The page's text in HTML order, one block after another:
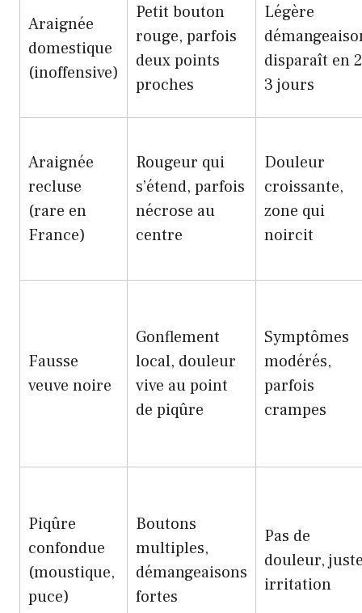
Araignée
domestique
(inoffensive)
Petit bouton
rouge, parfois
deux points
proches
Légère
disparaît en
3 jours
Araignée
recluse
(rare en
France)
Rougeur qui
s’étend, parfois
nécrose au
centre
Douleur
croissante,
zone qui
noircit
Fausse
veuve noire
Gonflement
local, douleur
vive au point
de piqûre
Symptômes
modérés,
parfois
crampes
Piqûre
confondue
(moustique,
puce)
Boutons
multiples,
démangeaisons
fortes
Pas de
douleur,
irritation